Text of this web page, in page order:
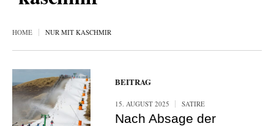
HOME NUR MIT KASCHMIR
BEITRAG
15. AUGUST 2025 SATIRE
Nach Absage der